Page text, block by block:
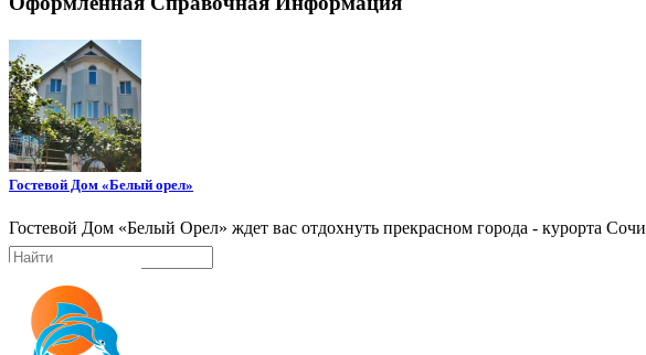
Гостевой Дом «Белый орел»
Гостевой Дом «Белый Орел» ждет вас отдохнуть прекрасном города - курорта Сочи